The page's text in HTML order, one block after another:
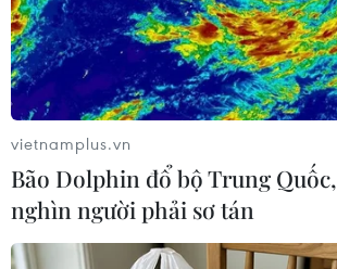
#tiền giang #đua xe
#Gây rối trật tự
#quái xế
Theo dõi VietnamPlus
vietnamplus.vn
Bão Dolphin đổ bộ Trung
nghìn người phải sơ tán